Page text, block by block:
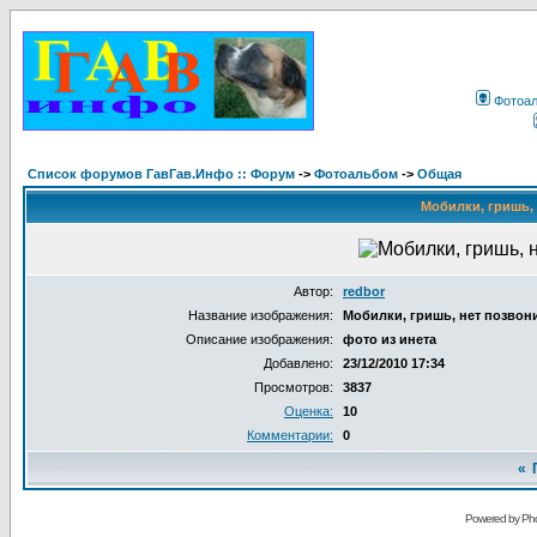
Список форумов ГавГав.Инфо :: Форум -> Фотоальбом -> Общая
Мобилки, гришь,
Автор:
redbor
Название изображения:
Мобилки, гришь, нет
Описание изображения:
фото из инета
Добавлено:
23/12/2010 17:34
Просмотров:
3837
Оценка:
10
Комментарии:
0
«
Powered by